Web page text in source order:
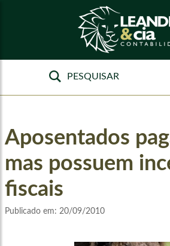
Aposentados
mas possuem
fiscais
Publicado em: 20/09/2010